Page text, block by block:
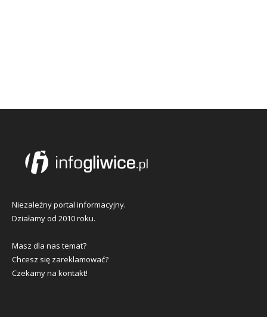
Niezależny portal informacyjny.
Działamy od 2010 roku.
Masz dla nas temat?
Chcesz się zareklamować?
Czekamy na kontakt!